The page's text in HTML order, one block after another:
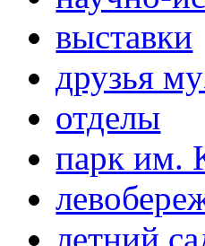
выставки
друзья
отделы
парк им.
летний